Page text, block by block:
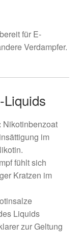
für E-
Verdampfer.
Nikotinbenzoat
im
fühlt sich
Kratzen im
Liquids
zur Geltung